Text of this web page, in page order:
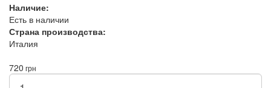
Наличие:
Есть в наличии
Страна производства:
Италия
720 грн